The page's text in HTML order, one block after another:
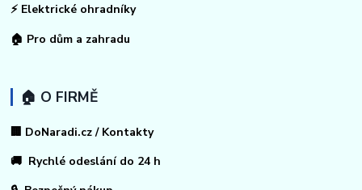
⚡ Elektrické ohradníky
🏠 Pro dům a zahradu
🏠 O FIRMĚ
🏢 DoNaradi.cz / Kontakty
🚚 Rychlé odeslání do 24 h